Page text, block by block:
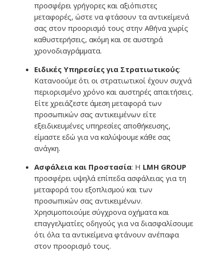
προσφέρει γρήγορες και αξιόπιστες
μεταφορές, ώστε να φτάσουν τα αντικείμενά
σας στον προορισμό τους στην Αθήνα χωρίς
καθυστερήσεις, ακόμη και σε αυστηρά
χρονοδιαγράμματα.
Ειδικές Υπηρεσίες για Στρατιωτικούς:
Κατανοούμε ότι οι στρατιωτικοί έχουν συχνά
περιορισμένο χρόνο και αυστηρές απαιτήσεις.
Είτε χρειάζεστε άμεση μεταφορά των
προσωπικών σας αντικειμένων είτε
εξειδικευμένες υπηρεσίες αποθήκευσης,
είμαστε εδώ για να καλύψουμε κάθε σας
ανάγκη.
Ασφάλεια και Προστασία: Η LMH GROUP
προσφέρει υψηλά επίπεδα ασφάλειας για τη
μεταφορά του εξοπλισμού και των
προσωπικών σας αντικειμένων.
Χρησιμοποιούμε σύγχρονα οχήματα και
επαγγελματίες οδηγούς για να διασφαλίσουμε
ότι όλα τα αντικείμενα φτάνουν ανέπαφα
στον προορισμό τους.